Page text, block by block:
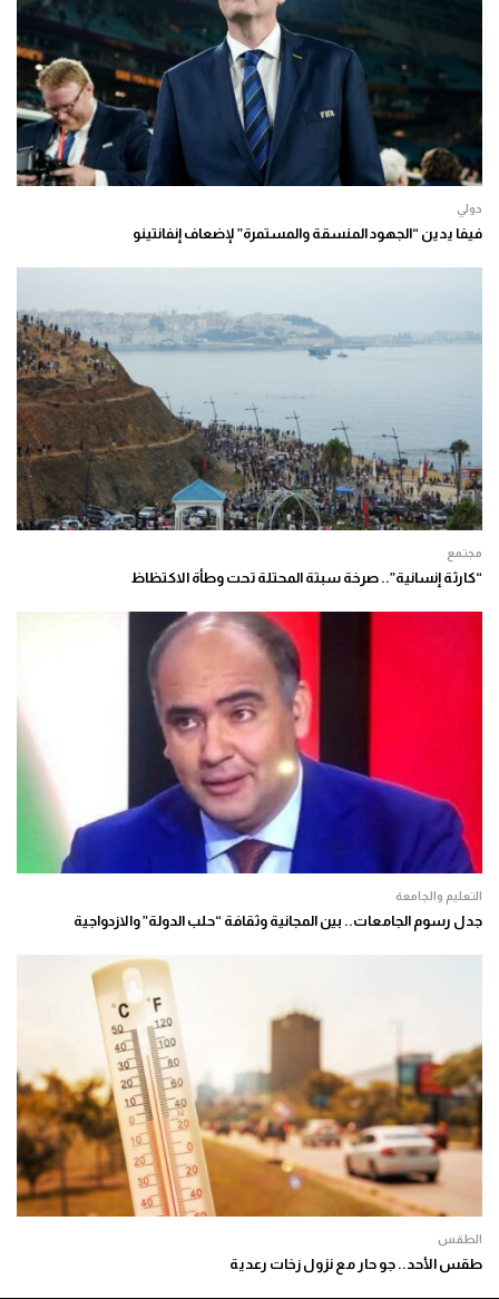
دولي
فيفا يدين “الجهود المنسقة والمستمرة” لإضعاف إنفانتينو
مجتمع
“كارثة إنسانية”.. صرخة سبتة المحتلة تحت وطأة الاكتظاظ
التعليم والجامعة
جدل رسوم الجامعات.. بين المجانية وثقافة “حلب الدولة” والازدواجية
الطقس
طقس الأحد.. جو حار مع نزول زخات رعدية